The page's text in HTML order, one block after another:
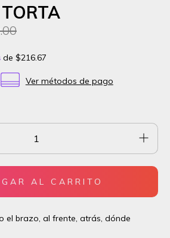
de $216.67
Ver métodos de pago
el brazo, al frente, atrás, dónde